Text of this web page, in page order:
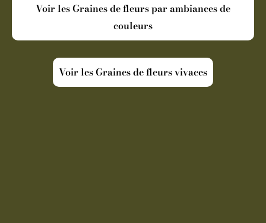
Voir les Graines de fleurs par ambiances de
couleurs
Voir les Graines de fleurs vivaces